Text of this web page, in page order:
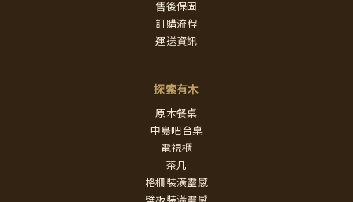
售後保固
訂購流程
運送資訊
探索有木
原木餐桌
中島吧台桌
電視櫃
茶几
格柵裝潢靈感